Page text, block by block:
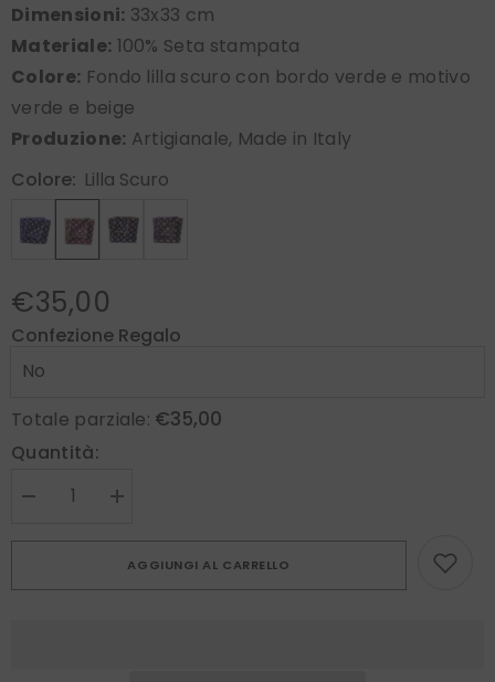
Dimensioni: 33x33 cm
Materiale: 100% Seta stampata
Colore: Fondo lilla scuro con bordo verde e motivo
verde e beige
Produzione: Artigianale, Made in Italy
Colore: Lilla Scuro
€35,00
Confezione Regalo
Totale parziale: €35,00
Quantità:
Diminuire
da
Aumenta
Fazzoletto
da
AGGIUNGI AL CARRELLO